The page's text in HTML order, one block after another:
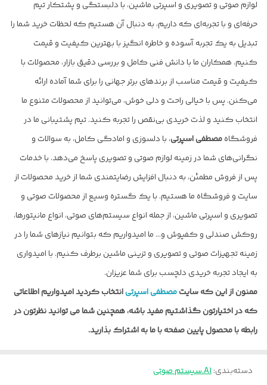
لوازم صوتی و تصویری و اسپرتی ماشین، با دلبستگی و پشتکار تیم
حرفه‌ای و با تجربه‌ای که داریم، به دنبال آن هستیم که لحظات خرید شما را
تبدیل به یک تجربه آسوده و خاطره انگیز با بهترین کیفیت و قیمت
کنیم. همکاران ما با دانش فنی کامل و بررسی دقیق بازار، محصولات با
کیفیت و قیمت مناسب از برندهای برتر جهانی را برای شما آماده ارائه
می‌کنن. پس با خیالی راحت و دلی خوش، می‌توانید از محصولات متنوع ما
انتخاب کنید و لذت خریدی بی‌نقص را تجربه کنید. تیم پشتیبانی ما در
فروشگاهمصطفی اسپرتی، با دلسوزی و امادگی کامل، به سوالات و
نگرانی‌های شما در زمینه لوازم صوتی و تصویری پاسخ می‌دهد. با خدمات
پس از فروش مطمئن، به دنبال افزایش رضایتمندی شما از خرید محصولات از
سایت و فروشگاه ما هستیم. با یک گستره وسیع از محصولات صوتی و
تصویری و اسپرتی ماشین، از جمله انواع سیستم‌های صوتی، انواع مانیتورها،
روکش صندلی و کفپوش و… ما امیدواریم که بتوانیم نیازهای شما را در
زمینه تجهیزات صوتی و تصویری و تزینی ماشین برطرف کنیم. با امیدواری
به ایجاد تجربه خریدی دلچسب برای شما عزیزان.
ممنون از این که سایتمصطفی اسپرتیانتخاب کردید امیدواریم اطلاعاتی
که در اختیارتون گذاشتیم مفید باشه، همچنین شما می توانید نظرتون در
رابطه با محصول پایین صفحه با ما به اشتراک بذارید.
دسته‌بندی:A1.سیستم صوتی